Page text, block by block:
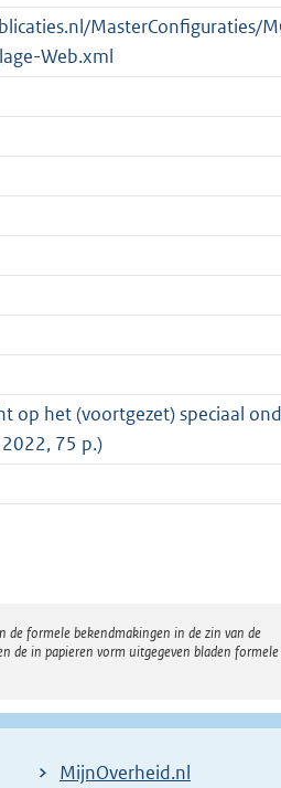
MasterConfiguraties/
Web.xml
op het (voortgezet) speciaal
75 p.)
de formele bekendmakingen in de zin van de
de in papieren vorm uitgegeven bladen
MijnOverheid.nl